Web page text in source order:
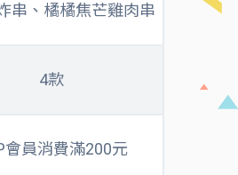
串、橘橘焦芒雞肉串
4款
會員消費滿200元